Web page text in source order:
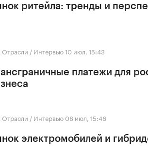
ритейла: тренды и
Отрасли / Интервью10 июл, 15:43
платежи для
Отрасли / Интервью 08 июл, 15:46
электромобилей и